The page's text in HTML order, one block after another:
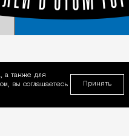
а также для
вы соглашаетесь
Принять